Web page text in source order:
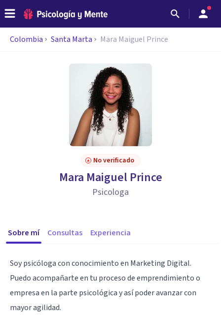
Colombia Santa Marta Mara Maiguel Prince
No verificado
Mara Maiguel Prince
Psicologa
Sobre mí Consultas Experiencia
Soy psicóloga con conocimiento en Marketing Digital.
Puedo acompañarte en tu proceso de emprendimiento o
empresa en la parte psicológica y así poder avanzar con
mayor agilidad.